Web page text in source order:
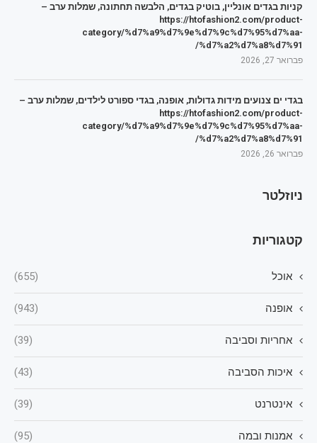
קניות בגדים אונליין, בוטיק בגדים, הלבשה תחתונה, שמלות ערב –
https://htofashion2.com/product-
category/%d7%a9%d7%9e%d7%9c%d7%95%d7%aa-
%d7%a2%d7%a8%d7%91/
פברואר 27, 2026
בגדי ים צנועים מידות גדולות, אופנה, בגדי ספורט לילדים, שמלות ערב –
https://htofashion2.com/product-
category/%d7%a9%d7%9e%d7%9c%d7%95%d7%aa-
%d7%a2%d7%a8%d7%91/
פברואר 26, 2026
ניוזלטר
קטגוריות
אוכל (655)
אופנה (943)
אחריות וסביבה (39)
איכות הסביבה (43)
אינטרנט (39)
אמנות ובמה (95)